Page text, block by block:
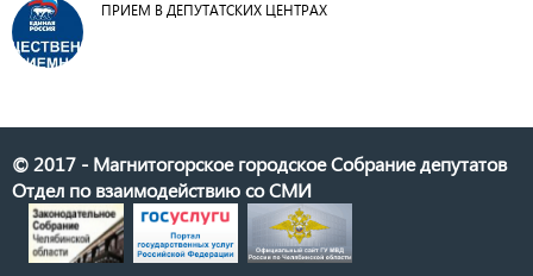
ПРИЕМ В ДЕПУТАТСКИХ ЦЕНТРАХ
© 2017 - Магнитогорское городское Собрание депутатов
Отдел по взаимодействию со СМИ